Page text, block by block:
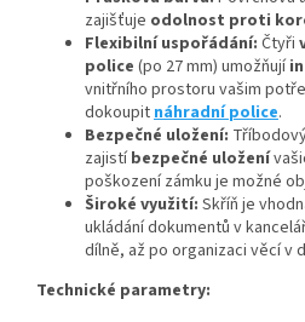
zajišťuje odolnost proti
Flexibilní uspořádání: Čtyři
police (po 27 mm) umožňují
vnitřního prostoru vašim
dokoupit náhradní police.
Bezpečné uložení:
zajistíbezpečné uložení
poškození zámku je možné
Široké využití: Skříň je
ukládání dokumentů v
dílně, až po organizaci věcí v
Technické parametry: